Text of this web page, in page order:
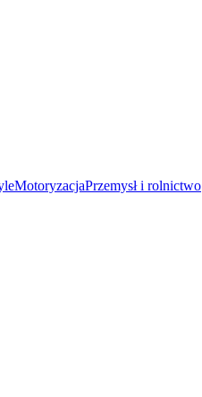
MotoryzacjaPrzemysł i rolnictwo